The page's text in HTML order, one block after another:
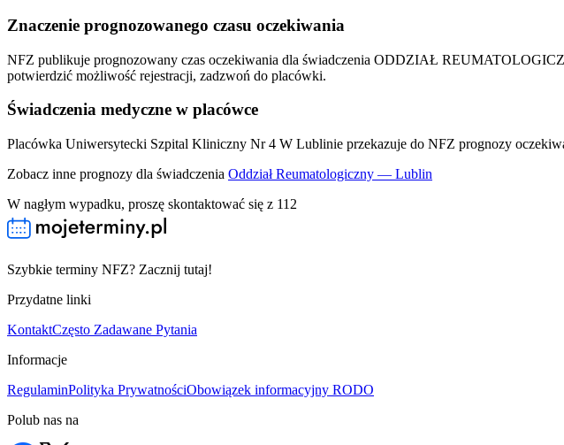
Znaczenie prognozowanego czasu oczekiwania
NFZ publikuje prognozowany czas oczekiwania dla świadczenia ODDZIAŁ
potwierdzić możliwość rejestracji, zadzwoń do placówki.
Świadczenia medyczne w placówce
Placówka Uniwersytecki Szpital Kliniczny Nr 4 W Lublinie przekazuje do NFZ prognozy
Zobacz inne prognozy dla świadczenia Oddział Reumatologiczny — Lublin
W nagłym wypadku, proszę skontaktować się z 112
Szybkie terminy NFZ? Zacznij tutaj!
Przydatne linki
KontaktCzęsto Zadawane Pytania
Informacje
RegulaminPolityka PrywatnościObowiązek informacyjny RODO
Polub nas na